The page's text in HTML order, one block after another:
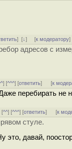
][↓] [к модератору]
адресов с
] [^^^] [ответить] [к
перебирать
[^^] [^^^] [ответить] [к
стуле.
это, давай,